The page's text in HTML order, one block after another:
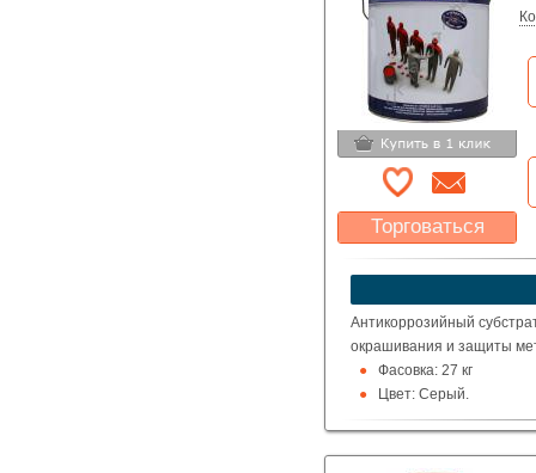
Торговаться
Какая цена Вас
устроит?
Указать цену
Антикоррозийный
окрашивания и защиты
Фасовка: 27 кг
Цвет: Серый.